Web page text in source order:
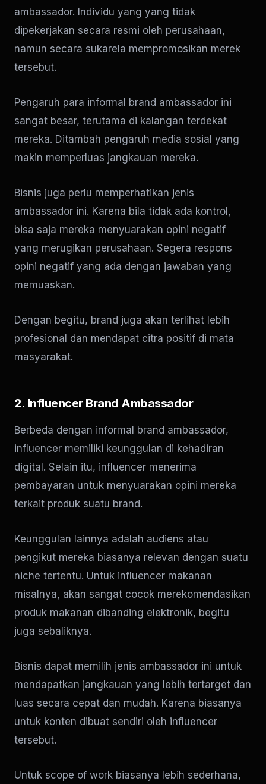
ambassador. Individu yang yang tidak
dipekerjakan secara resmi oleh perusahaan,
namun secara sukarela mempromosikan merek
tersebut.
Pengaruh para informal brand ambassador ini
sangat besar, terutama di kalangan terdekat
mereka. Ditambah pengaruh media sosial yang
makin memperluas jangkauan mereka.
Bisnis juga perlu memperhatikan jenis
ambassador ini. Karena bila tidak ada kontrol,
bisa saja mereka menyuarakan opini negatif
yang merugikan perusahaan. Segera respons
opini negatif yang ada dengan jawaban yang
memuaskan.
Dengan begitu, brand juga akan terlihat lebih
profesional dan mendapat citra positif di mata
masyarakat.
2. Influencer Brand Ambassador
Berbeda dengan informal brand ambassador,
influencer memiliki keunggulan di kehadiran
digital. Selain itu, influencer menerima
pembayaran untuk menyuarakan opini mereka
terkait produk suatu brand.
Keunggulan lainnya adalah audiens atau
pengikut mereka biasanya relevan dengan suatu
niche tertentu. Untuk influencer makanan
misalnya, akan sangat cocok merekomendasikan
produk makanan dibanding elektronik, begitu
juga sebaliknya.
Bisnis dapat memilih jenis ambassador ini untuk
mendapatkan jangkauan yang lebih tertarget dan
luas secara cepat dan mudah. Karena biasanya
untuk konten dibuat sendiri oleh influencer
tersebut.
Untuk scope of work biasanya lebih sederhana,